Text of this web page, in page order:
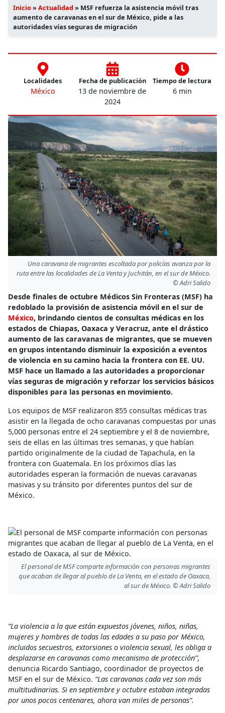
Inicio»Actualidad» MSF refuerza la asistencia móvil tras
aumento de caravanas en el sur de México, pide a las
autoridades vías seguras de migración
Localidades
México
Fecha de publicación
13 de noviembre de
2024
Tiempo de lectura
6 min
Una caravana de migrantes escoltada por policías avanza por la
ruta entre las localidades de La Venta y Juchitán, en el sur de México.
© Adri Salido
Desde finales de octubre Médicos Sin Fronteras (MSF) ha
redoblado la provisión de asistencia móvil en el sur de
México, brindando cientos de consultas médicas en los
estados de Chiapas, Oaxaca y Veracruz, ante el drástico
aumento de las caravanas de migrantes, que se mueven
en grupos intentando disminuir la exposición a eventos
de violencia en su camino hacia la frontera con EE. UU.
MSF hace un llamado a las autoridades a proporcionar
vías seguras de migración y reforzar los servicios básicos
disponibles para las personas en movimiento.
Los equipos de MSF realizaron 855 consultas médicas tras
asistir en la llegada de ocho caravanas compuestas por unas
5,000 personas entre el 24 septiembre y el 8 de noviembre,
seis de ellas en las últimas tres semanas, y que habían
partido originalmente de la ciudad de Tapachula, en la
frontera con Guatemala. En los próximos días las
autoridades esperan la formación de nuevas caravanas
masivas y su tránsito por diferentes puntos del sur de
México.
El personal de MSF comparte información con personas migrantes
que acaban de llegar al pueblo de La Venta, en el estado de Oaxaca,
al sur de México. © Adri Salido
“La violencia a la que están expuestos jóvenes, niños, niñas,
mujeres y hombres de todas las edades a su paso por México,
incluidos secuestros, extorsiones o violencia sexual, les obliga a
desplazarse en caravanas como mecanismo de protección”,
denuncia Ricardo Santiago, coordinador de proyectos de
MSF en el sur de México. “Las caravanas cada vez son más
multitudinarias. Si en septiembre y octubre estaban integradas
por unos pocos centenares, ahora van miles de personas”.